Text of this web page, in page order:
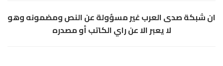
ان شبكة صدى العرب غير مسؤولة عن النص ومضمونه وهو
لا يعبر الا عن راي الكاتب أو مصدره